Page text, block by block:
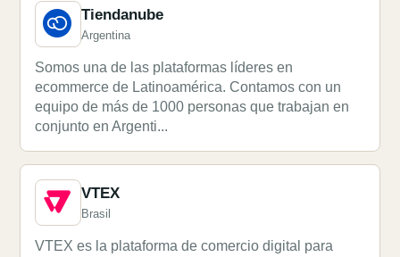
Tiendanube
Argentina
Somos una de las plataformas líderes en
ecommerce de Latinoamérica. Contamos con un
equipo de más de 1000 personas que trabajan en
conjunto en Argenti...
VTEX
Brasil
VTEX es la plataforma de comercio digital para